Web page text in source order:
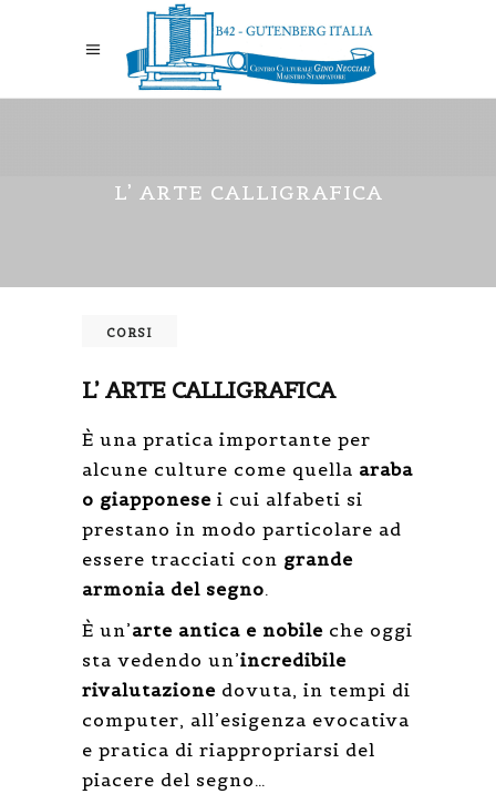
L’ ARTE CALLIGRAFICA
CORSI
L’ ARTE CALLIGRAFICA
È una pratica importante per
alcune culture come quella araba
o giapponese i cui alfabeti si
prestano in modo particolare ad
essere tracciati con grande
armonia del segno.
È un’arte antica e nobile che oggi
sta vedendo un’incredibile
rivalutazione dovuta, in tempi di
computer, all’esigenza evocativa
e pratica di riappropriarsi del
piacere del segno…